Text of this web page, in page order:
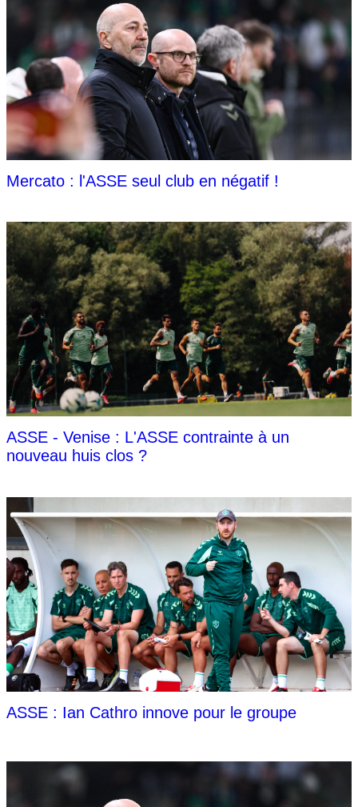
Mercato : l'ASSE seul club en négatif !
ASSE - Venise : L'ASSE contrainte à un
nouveau huis clos ?
ASSE : Ian Cathro innove pour le groupe